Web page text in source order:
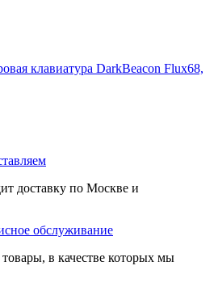
клавиатура DarkBeacon Flux68,
доставку по Москве и
обслуживание
в качестве которых мы